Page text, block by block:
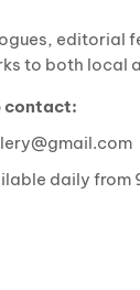
editorial
to both
contact:
daily from